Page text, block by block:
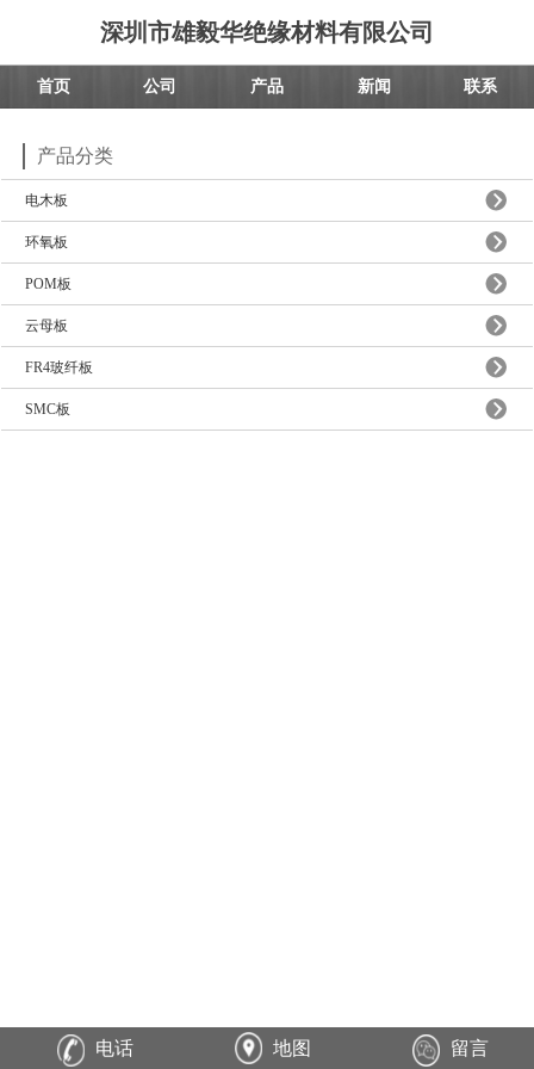
深圳市雄毅华绝缘材料有限公司
首页 公司 产品 新闻 联系
产品分类
电木板
环氧板
POM板
云母板
FR4玻纤板
SMC板
电话 地图 留言